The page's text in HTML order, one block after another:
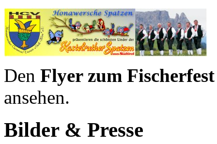
Den Flyer zum
ansehen.
Bilder & Presse